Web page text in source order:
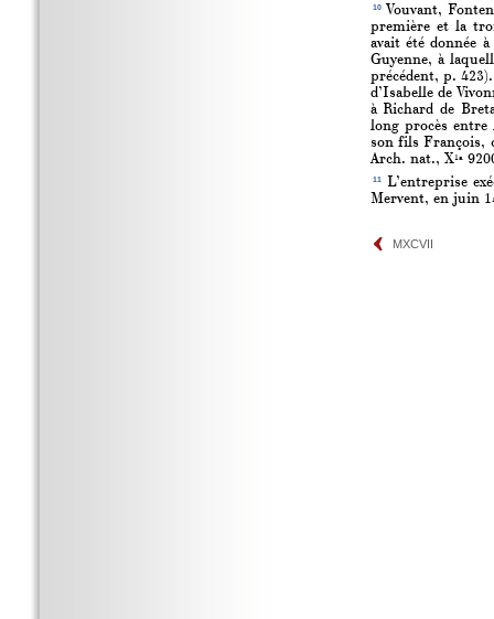
10Vouvant,
première et la
avait été donnée
Guyenne, à
précédent, p.
d’Isabelle de
à Richard de
long procès entre
son fils François,
Arch. nat., X1a
11L’entreprise
Mervent, en juin
MXCVII